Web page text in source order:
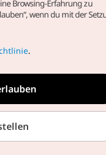
Browsing-Erfahrung zu
wenn du mit der
.